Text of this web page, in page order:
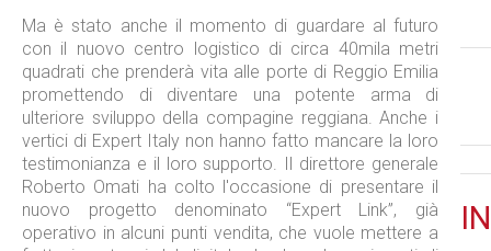
Ma è stato anche il momento di guardare al futuro
con il nuovo centro logistico di circa 40mila metri
quadrati che prenderà vita alle porte di Reggio Emilia
promettendo di diventare una potente arma di
ulteriore sviluppo della compagine reggiana. Anche i
vertici di Expert Italy non hanno fatto mancare la loro
testimonianza e il loro supporto. Il direttore generale
Roberto Omati ha colto l'occasione di presentare il
nuovo progetto denominato “Expert Link”, già
operativo in alcuni punti vendita, che vuole mettere a
IN